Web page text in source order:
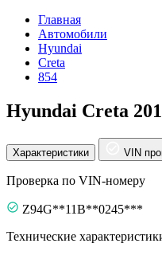
Главная
Автомобили
Hyundai
Creta
854
Hyundai Creta
Характеристики VIN
Проверка по VIN-номеру
Z94G**11B**0245***
Технические